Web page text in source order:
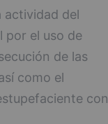
actividad del
por el uso de
de las
como el
con